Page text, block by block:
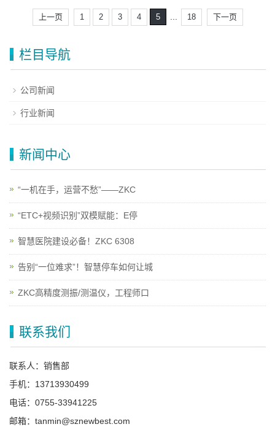
上一页 1 2 3 4 5 18 下一页
栏目导航
公司新闻
行业新闻
新闻中心
“一机在手，运营不愁”——ZKC
“ETC+视频识别”双模赋能：E停
智慧医院建设必备！ZKC 6308
告别“一位难求”！智慧停车如何让城
ZKC高精度测振/测温仪，工程师口
联系我们
联系人：销售部
手机：13713930499
电话：0755-33941225
邮箱：tanmin@sznewbest.com